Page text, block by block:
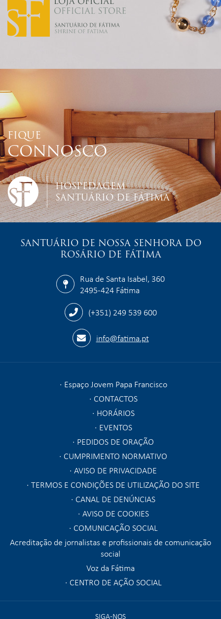
FIQUE
CONNOSCO
HOSPEDAGEM
SANTUÁRIO DE FÁTIMA
SANTUÁRIO DE NOSSA SENHORA DO
ROSÁRIO DE FÁTIMA
Rua de Santa Isabel, 360
2495-424 Fátima
(+351) 249 539 600
info@fatima.pt
Espaço Jovem Papa Francisco
CONTACTOS
HORÁRIOS
EVENTOS
PEDIDOS DE ORAÇÃO
CUMPRIMENTO NORMATIVO
AVISO DE PRIVACIDADE
TERMOS E CONDIÇÕES DE UTILIZAÇÃO DO SITE
CANAL DE DENÚNCIAS
AVISO DE COOKIES
COMUNICAÇÃO SOCIAL
Acreditação de jornalistas e profissionais de comunicação
social
Voz da Fátima
CENTRO DE AÇÃO SOCIAL
SIGA-NOS